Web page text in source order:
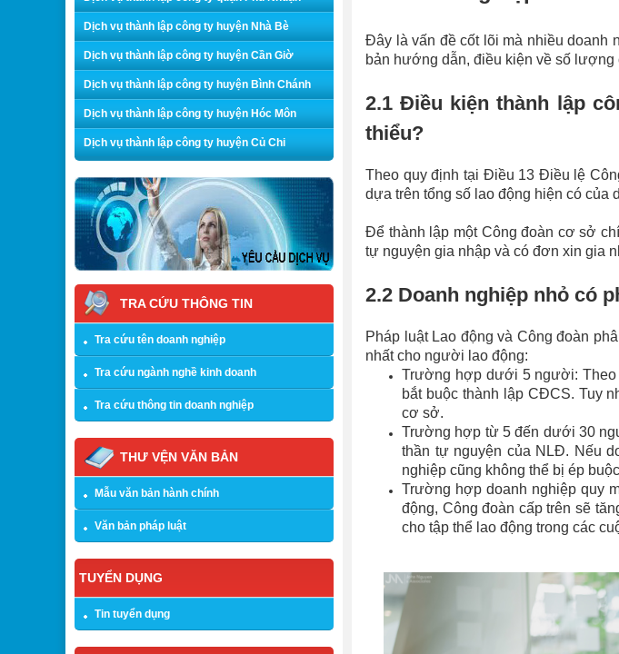
Đây là vấn đề cốt lõi mà nhiều doanh
bản hướng dẫn, điều kiện về số
2.1 Điều kiện thành lập
thiểu?
Theo quy định tại Điều 13 Điều lệ
dựa trên tổng số lao động hiện có
Để thành lập một Công đoàn cơ sở
tự nguyện gia nhập và có đơn xin gia
2.2 Doanh nghiệp nhỏ có
Pháp luật Lao động và Công đoàn
nhất cho người lao động:
Trường hợp dưới 5 người: Theo
bắt buộc thành lập CĐCS. Tuy
cơ sở.
Trường hợp từ 5 đến dưới 30
thần tự nguyện của NLĐ. Nếu
nghiệp cũng không thể bị ép
Trường hợp doanh nghiệp quy
động, Công đoàn cấp trên sẽ
cho tập thể lao động trong các
Dịch vụ thành lập công ty huyện Nhà Bè
Dịch vụ thành lập công ty huyện Cần Giờ
Dịch vụ thành lập công ty huyện Bình Chánh
Dịch vụ thành lập công ty huyện Hóc Môn
Dịch vụ thành lập công ty huyện Củ Chi
TRA CỨU THÔNG TIN
Tra cứu tên doanh nghiệp
Tra cứu ngành nghề kinh doanh
Tra cứu thông tin doanh nghiệp
THƯ VỆN VĂN BẢN
Mẫu văn bản hành chính
Văn bản pháp luật
TUYỂN DỤNG
Tin tuyển dụng